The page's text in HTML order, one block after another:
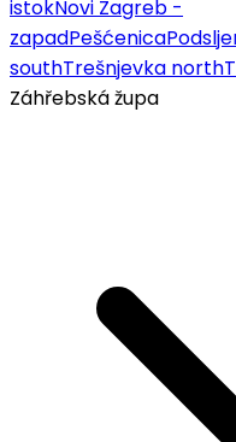
istokNovi Zagreb -
zapadPešćenica
southTrešnjevka north
Záhřebská župa